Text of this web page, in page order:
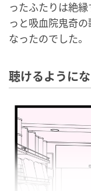
ったふたりは絶
っと吸血院鬼奇
なったのでした。
聴けるように